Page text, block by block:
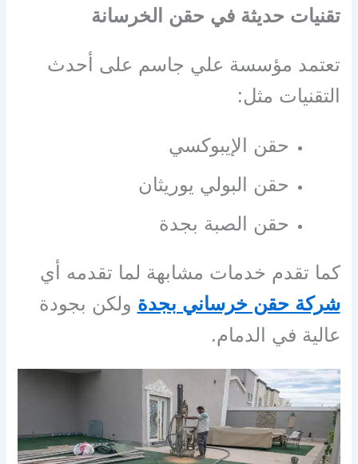
تقنيات حديثة في حقن الخرسانة
تعتمد مؤسسة علي جاسم على أحدث
التقنيات مثل:
حقن الإيبوكسي
حقن البولي يوريثان
حقن الصبة بجدة
كما تقدم خدمات مشابهة لما تقدمه أي
شركة حقن خرساني بجدة ولكن بجودة
عالية في الدمام.